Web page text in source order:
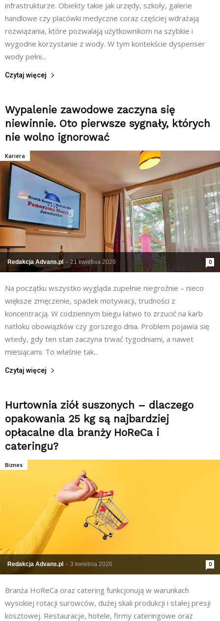
infrastrukturze. Obiekty takie jak urzędy, szkoły, galerie
handlowe czy placówki medyczne coraz częściej wdrażają
rozwiązania, które pozwalają użytkownikom na szybkie i
wygodne korzystanie z wody. W tym kontekście dyspenser
wody pełni...
Czytaj więcej
Wypalenie zawodowe zaczyna się
niewinnie. Oto pierwsze sygnały, których
nie wolno ignorować
Redakcja Advans.pl - 21 kwietnia 2026 0
Kariera
Na początku wszystko wygląda zupełnie niegroźnie – nieco
większe zmęczenie, spadek motywacji, trudności z
koncentracją. W codziennym biegu łatwo to zrzucić na karb
natłoku obowiązków czy gorszego dnia. Problem pojawia się
wtedy, gdy ten stan zaczyna trwać tygodniami, a nawet
miesiącami. To właśnie tak...
Czytaj więcej
Hurtownia ziół suszonych – dlaczego
opakowania 25 kg są najbardziej
opłacalne dla branży HoReCa i
cateringu?
Redakcja Advans.pl - 3 kwietnia 2026 0
Biznes
Branża HoReCa oraz catering funkcjonują w warunkach
wysokiej rotacji surowców, dużej skali produkcji i stałej presji
kosztowej. Restauracje, hotele, firmy cateringowe oraz